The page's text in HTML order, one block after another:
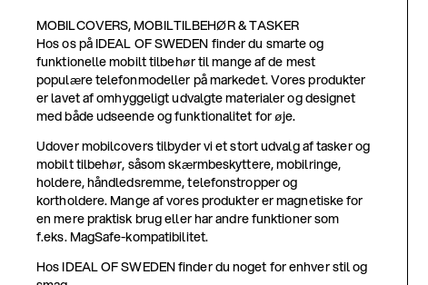
MOBILCOVERS, MOBILTILBEHØR & TASKER
Hos os på IDEAL OF SWEDEN finder du smarte og
funktionelle mobilt tilbehør til mange af de mest
populære telefonmodeller på markedet. Vores produkter
er lavet af omhyggeligt udvalgte materialer og designet
med både udseende og funktionalitet for øje.
Udover mobilcovers tilbyder vi et stort udvalg af tasker og
mobilt tilbehør, såsom skærmbeskyttere, mobilringe,
holdere, håndledsremme, telefonstropper og
kortholdere. Mange af vores produkter er magnetiske for
en mere praktisk brug eller har andre funktioner som
f.eks. MagSafe-kompatibilitet.
Hos IDEAL OF SWEDEN finder du noget for enhver stil og